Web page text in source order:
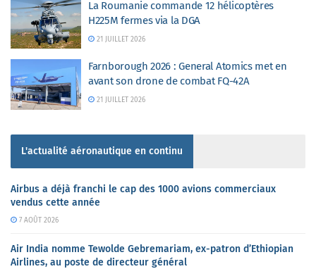
La Roumanie commande 12 hélicoptères
H225M fermes via la DGA
21 JUILLET 2026
Farnborough 2026 : General Atomics met en
avant son drone de combat FQ-42A
21 JUILLET 2026
L'actualité aéronautique en continu
Airbus a déjà franchi le cap des 1000 avions commerciaux
vendus cette année
7 AOÛT 2026
Air India nomme Tewolde Gebremariam, ex-patron d’Ethiopian
Airlines, au poste de directeur général